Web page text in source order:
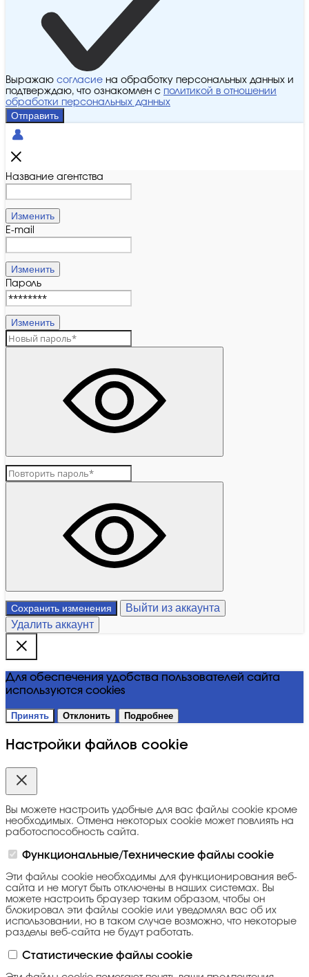
Выражаю согласие на обработку персональных данных и
подтверждаю, что ознакомлен с политикой в отношении
обработки персональных данных
Отправить
Название агентства
Изменить
E-mail
Изменить
Пароль
Изменить
Сохранить изменения
Выйти из аккаунта
Удалить аккаунт
Для обеспечения удобства пользователей сайта
используются cookies
Принять Отклонить Подробнее
Настройки файлов cookie
Вы можете настроить удобные для вас файлы cookie кроме
необходимых. Отмена некоторых cookie может повлиять на
работоспособность сайта.
Функциональные/Технические файлы cookie
Эти файлы cookie необходимы для функционирования веб-
сайта и не могут быть отключены в наших системах. Вы
можете настроить браузер таким образом, чтобы он
блокировал эти файлы cookie или уведомлял вас об их
использовании, но в таком случае возможно, что некоторые
разделы веб-сайта не будут работать.
Статистические файлы cookie